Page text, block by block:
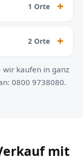
1 Orte
2 Orte
wir kaufen in ganz
0800 9738080.
mit